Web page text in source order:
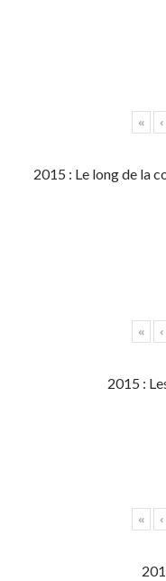
« ‹
2015 : Le long de la
« ‹
2015 :
« ‹